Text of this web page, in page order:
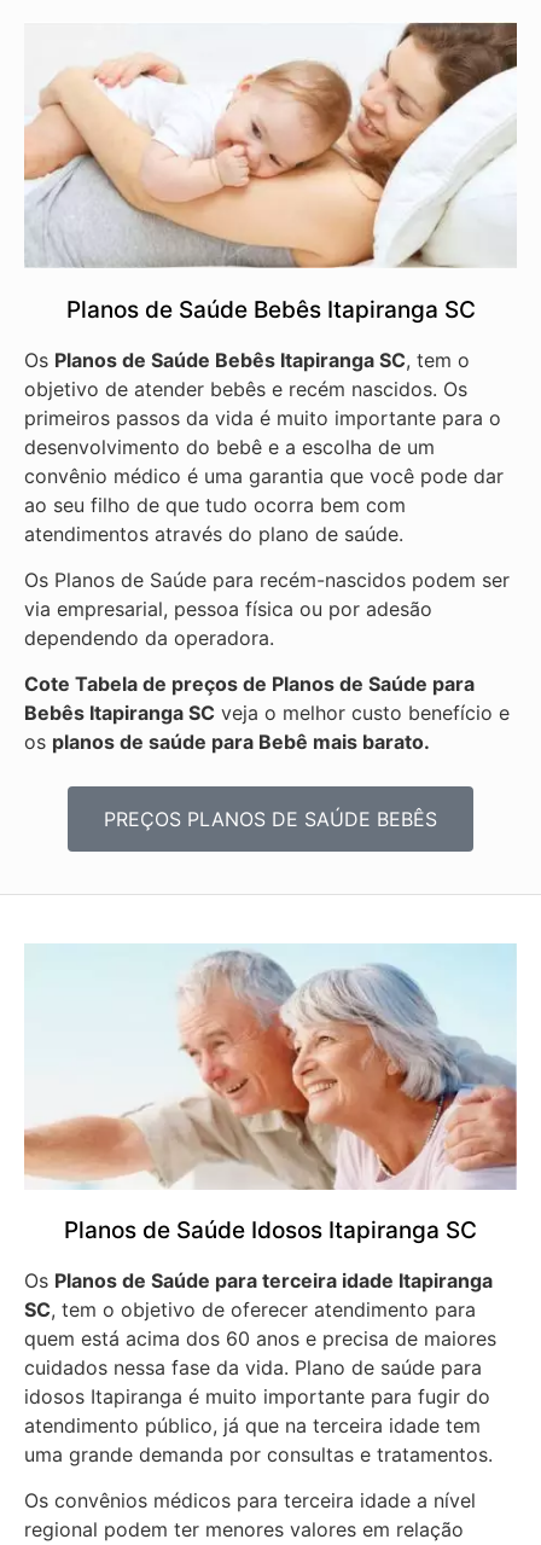
Planos de Saúde Bebês Itapiranga SC
Os Planos de Saúde Bebês Itapiranga SC, tem o
objetivo de atender bebês e recém nascidos. Os
primeiros passos da vida é muito importante para o
desenvolvimento do bebê e a escolha de um
convênio médico é uma garantia que você pode dar
ao seu filho de que tudo ocorra bem com
atendimentos através do plano de saúde.
Os Planos de Saúde para recém-nascidos podem ser
via empresarial, pessoa física ou por adesão
dependendo da operadora.
Cote Tabela de preços de Planos de Saúde para
Bebês Itapiranga SC veja o melhor custo benefício e
os planos de saúde para Bebê mais barato.
PREÇOS PLANOS DE SAÚDE BEBÊS
Planos de Saúde Idosos Itapiranga SC
Os Planos de Saúde para terceira idade Itapiranga
SC, tem o objetivo de oferecer atendimento para
quem está acima dos 60 anos e precisa de maiores
cuidados nessa fase da vida. Plano de saúde para
idosos Itapiranga é muito importante para fugir do
atendimento público, já que na terceira idade tem
uma grande demanda por consultas e tratamentos.
Os convênios médicos para terceira idade a nível
regional podem ter menores valores em relação